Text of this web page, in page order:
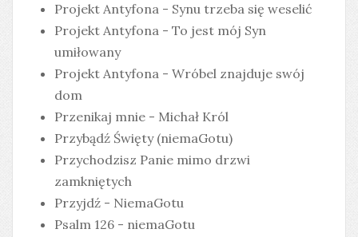
Projekt Antyfona - Synu trzeba się weselić
Projekt Antyfona - To jest mój Syn
umiłowany
Projekt Antyfona - Wróbel znajduje swój
dom
Przenikaj mnie - Michał Król
Przybądź Święty (niemaGotu)
Przychodzisz Panie mimo drzwi
zamkniętych
Przyjdź - NiemaGotu
Psalm 126 - niemaGotu